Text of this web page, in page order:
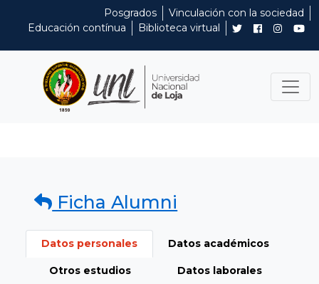
Posgrados
Vinculación con la sociedad
Educación contínua
Biblioteca virtual
Ficha Alumni
Datos personales Datos académicos
Otros estudios Datos laborales